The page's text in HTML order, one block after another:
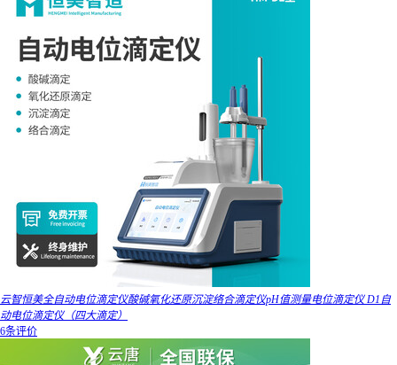
云智恒美全自动电位滴定仪酸碱氧化还原沉淀络合滴定仪pH值测量电位滴定仪 D1自
动电位滴定仪（四大滴定）
6条评价